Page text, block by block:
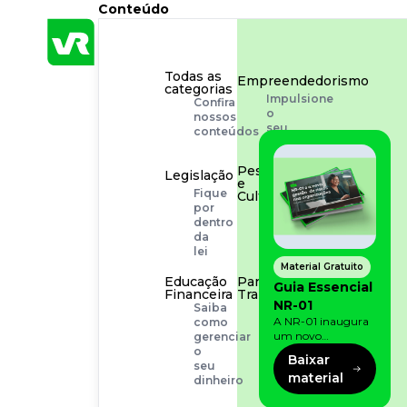
Conteúdo
Todas as
categorias
Confira
nossos
conteúdos
Empreendedorismo
Impulsione
o
seu
negócio
Legislação
Fique
por
dentro
da
lei
Pessoas
e
Cultura
Aprimore
cultura
organizacional
Educação
Financeira
Saiba
como
gerenciar
o
seu
dinheiro
Para o
Trabalhador
Tudo
para
facilitar
rotina
Material Gratuito
Guia Essencial
NR-01
A NR-01 inaugura
um novo
momento na
prevenção de riscos:
agora, além dos
fatores físicos e
Baixar
material